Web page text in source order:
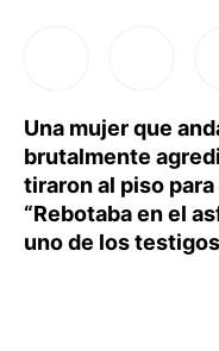
Una mujer que
brutalmente
tiraron al piso
“Rebotaba en el
uno de los